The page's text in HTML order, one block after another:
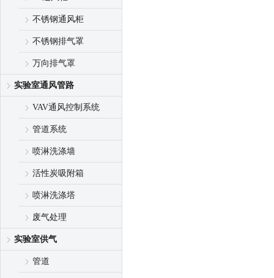
不锈钢通风柜
不锈钢排气罩
万向排气罩
实验室通风管路
VAV通风控制系统
管道系统
喷淋洗涤墙
活性炭吸附箱
喷淋洗涤塔
废气处理
实验室供气
管道